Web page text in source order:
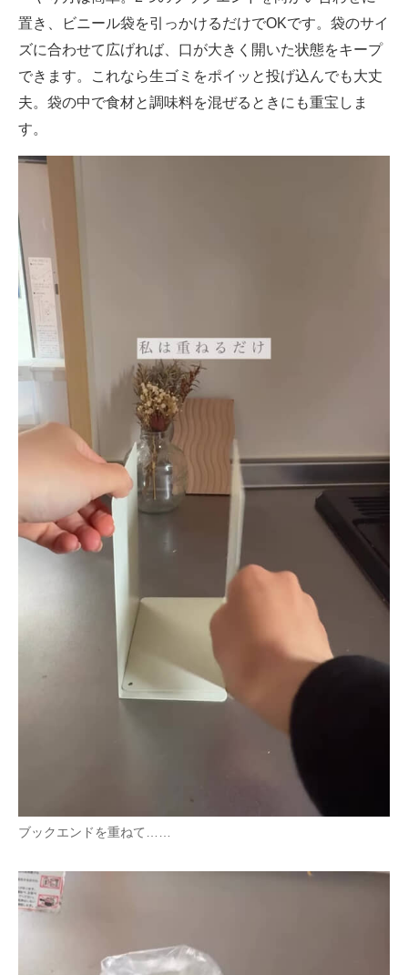
置き、ビニール袋を引っかけるだけでOKです。袋のサイ
ズに合わせて広げれば、口が大きく開いた状態をキープ
できます。これなら生ゴミをポイッと投げ込んでも大丈
夫。袋の中で食材と調味料を混ぜるときにも重宝しま
す。
ブックエンドを重ねて……